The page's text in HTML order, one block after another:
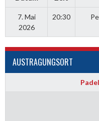
7. Mai
2026
20:30
AUSTRAGUNGSORT